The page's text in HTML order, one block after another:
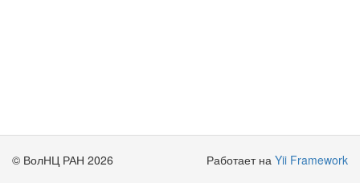
© ВолНЦ РАН 2026 Работает на Yii Framework